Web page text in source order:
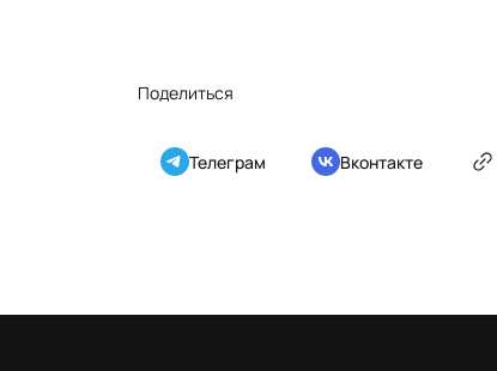
Поделиться
Телеграм Вконтакте